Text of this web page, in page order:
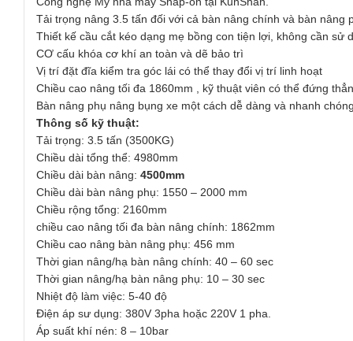
Tải trọng nâng 3.5 tấn đối với cả bàn nâng chính và bàn nâng
Thiết kế cầu cắt kéo dạng mẹ bồng con tiện lợi, không cần sử
CƠ cấu khóa cơ khí an toàn và dẽ bảo trì
Vị trí đặt đĩa kiểm tra góc lái có thể thay đổi vị trí linh hoạt
Chiều cao nâng tối đa 1860mm , kỹ thuật viên có thể đứng
Bàn nâng phụ nâng bụng xe một cách dễ dàng và nhanh
Thông số kỹ thuật:
Tải trọng: 3.5 tấn (3500KG)
Chiều dài tổng thể: 4980mm
Chiều dài bàn nâng:4500mm
Chiều dài bàn nâng phụ: 1550 – 2000 mm
Chiều rộng tổng: 2160mm
chiều cao nâng tối đa bàn nâng chính: 1862mm
Chiều cao nâng bàn nâng phụ: 456 mm
Thời gian nâng/hạ bàn nâng chính: 40 – 60 sec
Thời gian nâng/hạ bàn nâng phụ: 10 – 30 sec
Nhiệt độ làm việc: 5-40 độ
Điện áp sư dụng: 380V 3pha hoặc 220V 1 pha.
Áp suất khí nén: 8 – 10bar